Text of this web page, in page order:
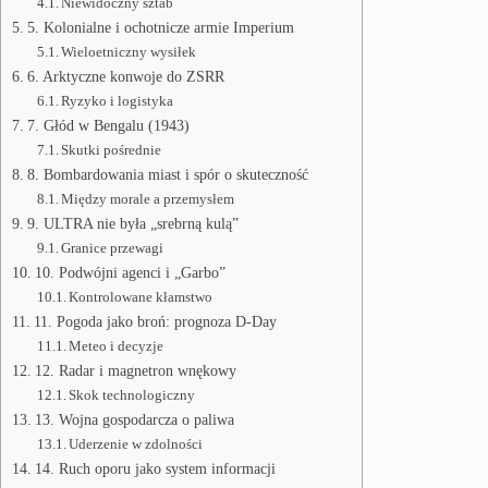
5. Kolonialne i ochotnicze armie Imperium
Wieloetniczny wysiłek
6. Arktyczne konwoje do ZSRR
Ryzyko i logistyka
7. Głód w Bengalu (1943)
Skutki pośrednie
8. Bombardowania miast i spór o skuteczność
Między morale a przemysłem
9. ULTRA nie była „srebrną kulą”
Granice przewagi
10. Podwójni agenci i „Garbo”
Kontrolowane kłamstwo
11. Pogoda jako broń: prognoza D-Day
Meteo i decyzje
12. Radar i magnetron wnękowy
Skok technologiczny
13. Wojna gospodarcza o paliwa
Uderzenie w zdolności
14. Ruch oporu jako system informacji